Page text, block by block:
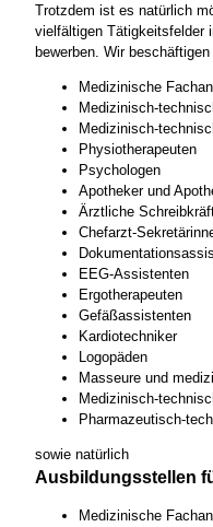
Trotzdem ist es natürlich
vielfältigen Tätigkeitsfelder
bewerben. Wir
Medizinische
Medizinisch-
Medizinisch-
Physiotherapeuten
Psychologen
Apotheker und
Ärztliche
Chefarzt-
EEG-Assistenten
Ergotherapeuten
Gefäßassistenten
Kardiotechniker
Logopäden
Masseure und
Medizinisch-
Pharmazeutisch-
sowie natürlich
Ausbildungsstellen
Medizinische